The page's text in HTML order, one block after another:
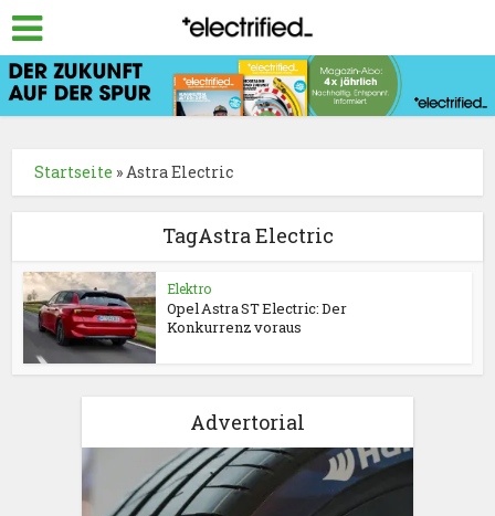
Startseite »Astra Electric
TagAstra Electric
Elektro
Opel Astra ST Electric: Der
Konkurrenz voraus
Advertorial